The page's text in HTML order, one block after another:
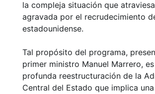
la compleja situación que
agravada por el recrudecimiento
estadounidense.
Tal propósito del programa,
primer ministro Manuel Marrero,
profunda reestructuración de la
Central del Estado que implica